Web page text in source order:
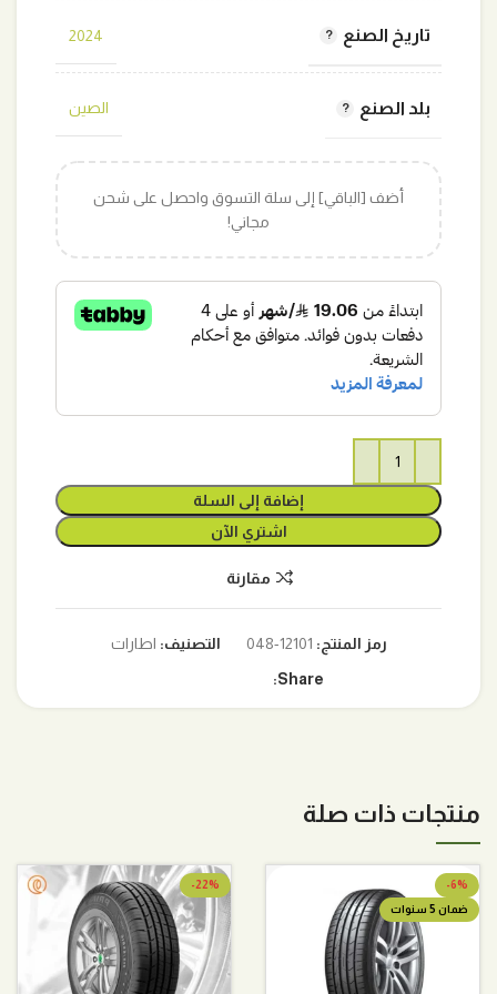
تاريخ الصنع 2024
بلد الصنع الصين
أضف [الباقي] إلى سلة التسوق واحصل على شحن
مجاني!
إضافة إلى السلة
اشتري الآن
مقارنة
رمز المنتج: 12101-048 التصنيف: اطارات
Share:
منتجات ذات صلة
-6%
ضمان 5 سنوات
-22%